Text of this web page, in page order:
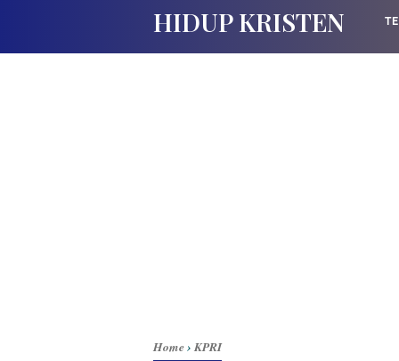
HIDUP KRISTEN
Home› KPRI